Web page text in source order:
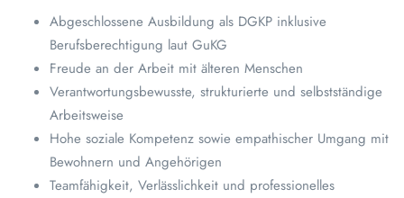
Abgeschlossene Ausbildung als DGKP inklusive
Berufsberechtigung laut GuKG
Freude an der Arbeit mit älteren Menschen
Verantwortungsbewusste, strukturierte und selbstständige
Arbeitsweise
Hohe soziale Kompetenz sowie empathischer Umgang mit
Bewohnern und Angehörigen
Teamfähigkeit, Verlässlichkeit und professionelles